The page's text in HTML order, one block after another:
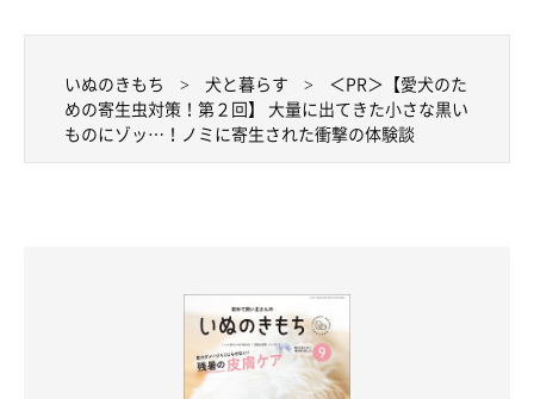
いぬのきもち 犬と暮らす
＜PR＞【愛犬のた
めの寄生虫対策！第２回】 大量に出てきた小さな黒い
ものにゾッ…！ノミに寄生された衝撃の体験談